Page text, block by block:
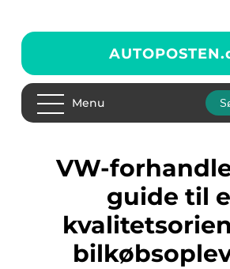
AUTOPOSTEN.
Menu
VW-forhandler: Din
guide til